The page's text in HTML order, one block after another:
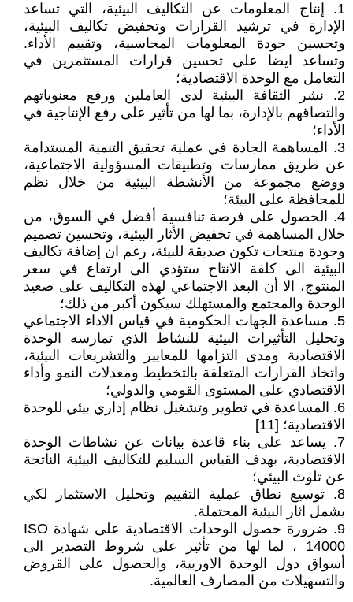
1. إنتاج المعلومات عن التكاليف البيئية، التي تساعد
الإدارة في ترشيد القرارات وتخفيض تكاليف البيئية،
وتحسين جودة المعلومات المحاسبية، وتقييم الأداء.
وتساعد ايضا على تحسين قرارات المستثمرين في
التعامل مع الوحدة الاقتصادية؛
2. نشر الثقافة البيئية لدى العاملين ورفع معنوياتهم
والتصاقهم بالإدارة، بما لها من تأثير على رفع الإنتاجية في
الأداء؛
3. المساهمة الجادة في عملية تحقيق التنمية المستدامة
عن طريق ممارسات وتطبيقات المسؤولية الاجتماعية،
ووضع مجموعة من الأنشطة البيئية من خلال نظم
للمحافظة على البيئة؛
4. الحصول على فرصة تنافسية أفضل في السوق، من
خلال المساهمة في تخفيض الأثار البيئية، وتحسين تصميم
وجودة منتجات تكون صديقة للبيئة، رغم ان إضافة تكاليف
البيئية الى كلفة الانتاج ستؤدي الى ارتفاع في سعر
المنتوج، الا أن البعد الاجتماعي لهذه التكاليف على صعيد
الوحدة والمجتمع والمستهلك سيكون أكبر من ذلك؛
5. مساعدة الجهات الحكومية في قياس الاداء الاجتماعي
وتحليل التأثيرات البيئية للنشاط الذي تمارسه الوحدة
الاقتصادية ومدى التزامها للمعايير والتشريعات البيئية،
واتخاذ القرارات المتعلقة بالتخطيط ومعدلات النمو وأداء
الاقتصادي على المستوى القومي والدولي؛
6. المساعدة في تطوير وتشغيل نظام إداري بيئي للوحدة
الاقتصادية؛ [11]
7. يساعد على بناء قاعدة بيانات عن نشاطات الوحدة
الاقتصادية، بهدف القياس السليم للتكاليف البيئية الناتجة
عن تلوث البيئي؛
8. توسيع نطاق عملية التقييم وتحليل الاستثمار لكي
يشمل اثار البيئية المحتملة.
9. ضرورة حصول الوحدات الاقتصادية على شهادة ISO
14000 ، لما لها من تأثير على شروط التصدير الى
أسواق دول الوحدة الاوربية، والحصول على القروض
والتسهيلات من المصارف العالمية.